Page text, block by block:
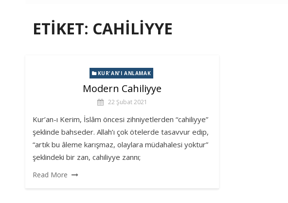
ETIKET: CAHILIYYE
KUR'AN'I ANLAMAK
Modern Cahiliyye
22 Şubat 2021
Kur’an-ı Kerim, İslâm öncesi zihniyetlerden “cahiliyye”
şeklinde bahseder. Allah’ı çok ötelerde tasavvur edip,
“artık bu âleme karışmaz, olaylara müdahalesi yoktur”
şeklindeki bir zan, cahiliyye zannı;
Read More